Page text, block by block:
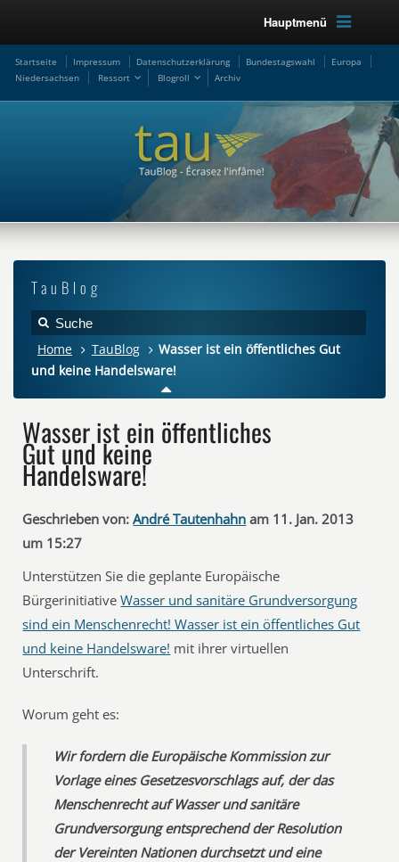
Hauptmenü
Startseite Impressum Datenschutzerklärung Bundestagswahl
Europa
Niedersachsen
Ressort Blogroll Archiv
TauBlog
Home TauBlog
Wasser ist ein öffentliches Gut
und keine Handelsware!
Wasser ist ein öffentliches
Gut und keine
Handelsware!
Geschrieben von: André Tautenhahn am 11. Jan. 2013
um 15:27
Unterstützen Sie die geplante Europäische
Bürgerinitiative Wasser und sanitäre Grundversorgung
sind ein Menschenrecht! Wasser ist ein öffentliches Gut
und keine Handelsware!  mit ihrer virtuellen
Unterschrift.
Worum geht es:
Wir fordern die Europäische Kommission zur
Vorlage eines Gesetzesvorschlags auf, der das
Menschenrecht auf Wasser und sanitäre
Grundversorgung entsprechend der Resolution
der Vereinten Nationen durchsetzt und eine